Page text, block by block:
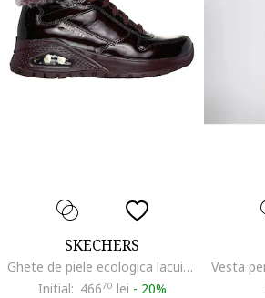
SKECHERS
Ghete de piele ecologica lacuita cu garnitura de blana sintetica, Visiniu
Initial: 46670 lei - 20%